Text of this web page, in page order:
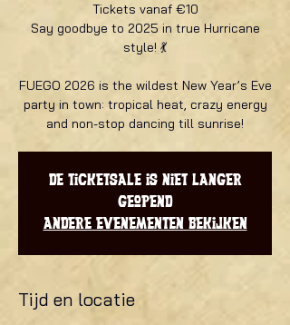
Tickets vanaf €10
Say goodbye to 2025 in true Hurricane
style! 💃
FUEGO 2026 is the wildest New Year’s Eve
party in town: tropical heat, crazy energy
and non-stop dancing till sunrise!
De ticketsale is niet langer
geopend
Andere evenementen bekijken
Tijd en locatie